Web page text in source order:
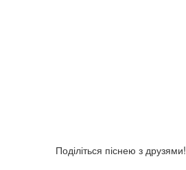
Поділіться піснею з друзями!